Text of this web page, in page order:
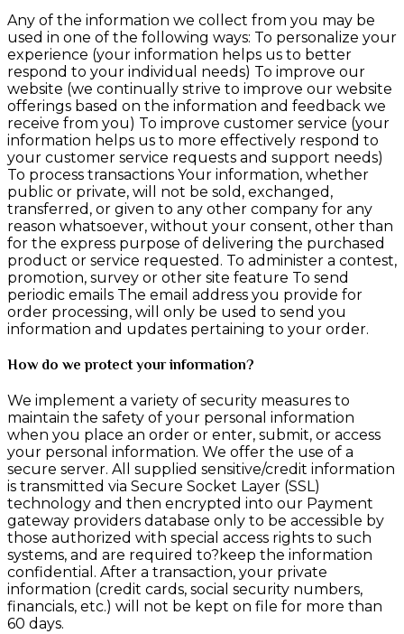
Any of the information we collect from you may be
used in one of the following ways: To personalize your
experience (your information helps us to better
respond to your individual needs) To improve our
website (we continually strive to improve our website
offerings based on the information and feedback we
receive from you) To improve customer service (your
information helps us to more effectively respond to
your customer service requests and support needs)
To process transactions Your information, whether
public or private, will not be sold, exchanged,
transferred, or given to any other company for any
reason whatsoever, without your consent, other than
for the express purpose of delivering the purchased
product or service requested. To administer a contest,
promotion, survey or other site feature To send
periodic emails The email address you provide for
order processing, will only be used to send you
information and updates pertaining to your order.
How do we protect your information?
We implement a variety of security measures to
maintain the safety of your personal information
when you place an order or enter, submit, or access
your personal information. We offer the use of a
secure server. All supplied sensitive/credit information
is transmitted via Secure Socket Layer (SSL)
technology and then encrypted into our Payment
gateway providers database only to be accessible by
those authorized with special access rights to such
systems, and are required to?keep the information
confidential. After a transaction, your private
information (credit cards, social security numbers,
financials, etc.) will not be kept on file for more than
60 days.